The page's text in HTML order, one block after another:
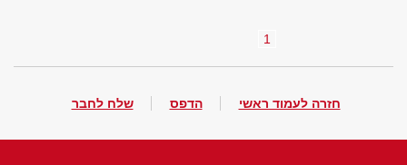
1
חזרה לעמוד ראשי הדפס שלח לחבר